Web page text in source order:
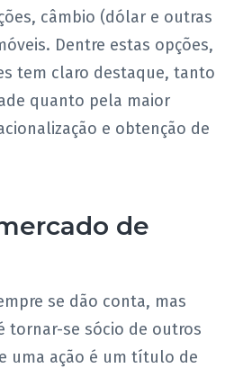
câmbio (dólar e outras
Dentre estas opções,
tem claro destaque, tanto
quanto pela maior
e obtenção de
de
se dão conta, mas
tornar-se sócio de outros
uma ação é um título de